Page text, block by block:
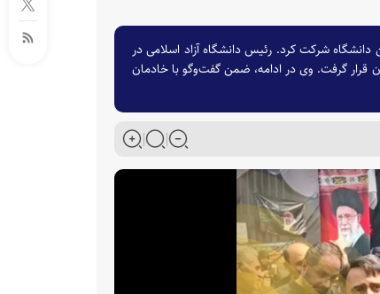
دانشگاه شرکت کرد. رئیس دانشگاه آزاد اسلامی در
قرار گرفت. وی در ادامه، ضمن گفت‌وگو با خادمان